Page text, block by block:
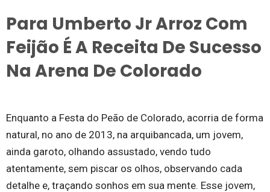
Para Umberto Jr Arroz Com
Feijão É A Receita De Sucesso
Na Arena De Colorado
Enquanto a Festa do Peão de Colorado, acorria de forma
natural, no ano de 2013, na arquibancada, um jovem,
ainda garoto, olhando assustado, vendo tudo
atentamente, sem piscar os olhos, observando cada
detalhe e, traçando sonhos em sua mente. Esse jovem,